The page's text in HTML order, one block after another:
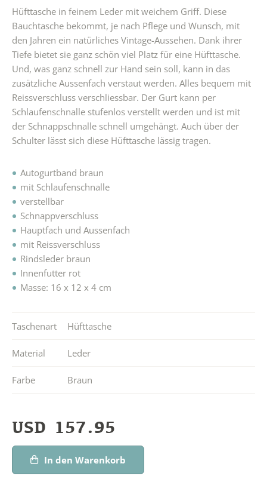
Hüfttasche in feinem Leder mit weichem Griff. Diese
Bauchtasche bekommt, je nach Pflege und Wunsch, mit
den Jahren ein natürliches Vintage-Aussehen. Dank ihrer
Tiefe bietet sie ganz schön viel Platz für eine Hüfttasche.
Und, was ganz schnell zur Hand sein soll, kann in das
zusätzliche Aussenfach verstaut werden. Alles bequem mit
Reissverschluss verschliessbar. Der Gurt kann per
Schlaufenschnalle stufenlos verstellt werden und ist mit
der Schnappschnalle schnell umgehängt. Auch über der
Schulter lässt sich diese Hüfttasche lässig tragen.
Autogurtband braun
mit Schlaufenschnalle
verstellbar
Schnappverschluss
Hauptfach und Aussenfach
mit Reissverschluss
Rindsleder braun
Innenfutter rot
Masse: 16 x 12 x 4 cm
Taschenart Hüfttasche
Material Leder
Farbe Braun
USD 157.95
In den Warenkorb